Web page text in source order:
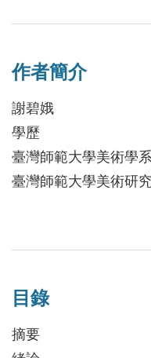
凡的美學沉思，將「
術」步向「無藝術」
東稱他是二十世紀最
能在系統陳述規則之
地將幽默引進創作；
「再造」而非「改造
作者簡介
謝碧娥
學歷
臺灣師範大學美術學
臺灣師範大學美術研
歷任
南華大學應用藝術與
南華大學視覺藝術學系
空中大學人文學系兼任
目錄
摘要